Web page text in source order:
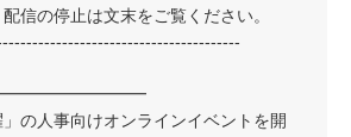
信の停止は文末をご覧ください。
」の人事向けオンラインイベントを開